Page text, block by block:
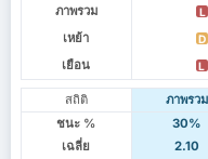
ภาพรวม
L
เหย้า D
เยือน L
สถิติ ภาพรวม
ชนะ %
30%
เฉลี่ย
2.10